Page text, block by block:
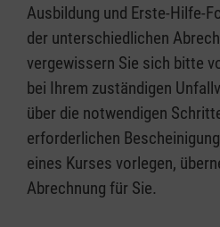
Ausbildung und Erste-Hilfe-
der unterschiedlichen
vergewissern Sie sich bitte
bei Ihrem zuständigen
über die notwendigen
erforderlichen
eines Kurses vorlegen,
Abrechnung für Sie.